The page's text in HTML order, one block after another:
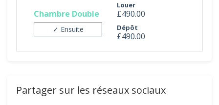
Chambre Double
✓ Ensuite
Louer
£490.00
Dépôt
£490.00
Partager sur les réseaux sociaux